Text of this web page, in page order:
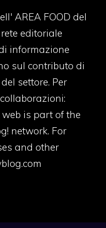
AREA FOOD del
editoriale
informazione
sul contributo di
settore. Per
is part of the
network. For
and other